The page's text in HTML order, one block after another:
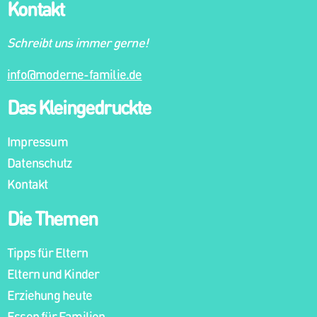
Kontakt
Schreibt uns immer gerne!
info@moderne-familie.de
Das Kleingedruckte
Impressum
Datenschutz
Kontakt
Die Themen
Tipps für Eltern
Eltern und Kinder
Erziehung heute